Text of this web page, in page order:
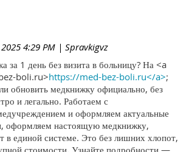
4:29 PM | Spravkigvz
за 1 день без визита в больницу? На <a
boli.ru>https://med-bez-boli.ru</a>;
обновить медкнижку официально, без
и легально. Работаем с
и оформляем актуальные
оформляем настоящую медкнижку,
в единой системе. Это без лишних хлопот,
стоимости. Узнайте подробности —